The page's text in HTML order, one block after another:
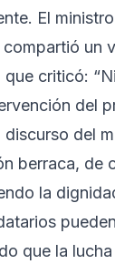
El
un
que criticó:
del
del
berraca, de
la
que la